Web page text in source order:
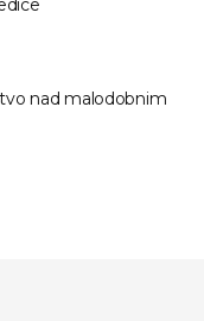
nad malodobnim